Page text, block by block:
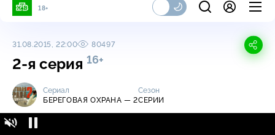
18+
31.08.2015, 22:00 80497
2-я серия 16+
Сериал
БЕРЕГОВАЯ ОХРАНА — 2
Сезон
СЕРИИ